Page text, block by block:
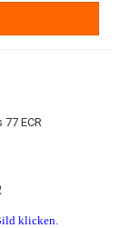
klicken.